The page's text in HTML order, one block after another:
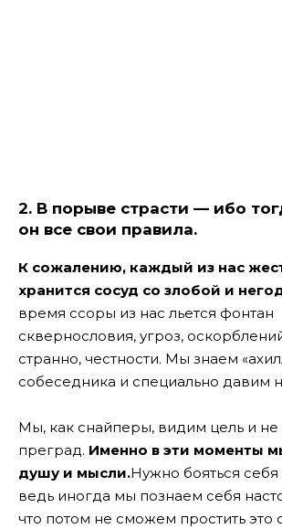
2. В порыве страсти — ибо
он все свои правила.
К сожалению, каждый из нас
хранится сосуд со злобой и
время ссоры из нас льется фонтан
сквернословия, угроз,
странно, честности. Мы знаем
собеседника и специально давим
Мы, как снайперы, видим цель и не
преград. Именно в эти моменты
душу и мысли.Нужно бояться
ведь иногда мы познаем себя
что потом не сможем простить это